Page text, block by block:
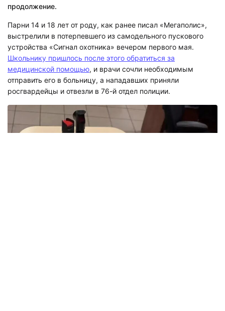
продолжение.
Парни 14 и 18 лет от роду, как ранее писал «Мегаполис»,
выстрелили в потерпевшего из самодельного пускового
устройства «Сигнал охотника» вечером первого мая.
Школьнику пришлось после этого обратиться за
медицинской помощью, и врачи сочли необходимым
отправить его в больницу, а нападавших приняли
росгвардейцы и отвезли в 76-й отдел полиции.